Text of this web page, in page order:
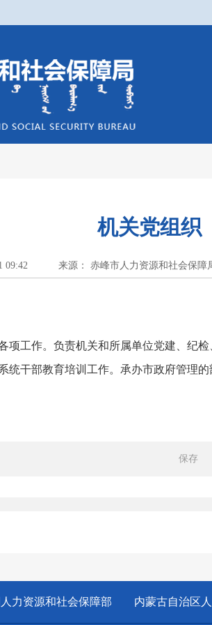
机关党组织
09:42 来源： 赤峰市人力资源和社会保障
工作。负责机关和所属单位党建、纪检
干部教育培训工作。承办市政府管理的
保存
力资源和社会保障部 内蒙古自治区